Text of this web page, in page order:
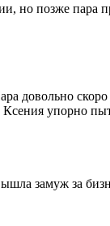
но позже пара
довольно
упорно
замуж за